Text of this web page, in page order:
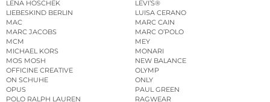
LENA HOSCHEK
LEVI’S®
LIEBESKIND BERLIN
LUISA CERANO
MAC
MARC CAIN
MARC JACOBS
MARC O’POLO
MCM
MEY
MICHAEL KORS
MONARI
MOS MOSH
NEW BALANCE
OFFICINE CREATIVE
OLYMP
ON SCHUHE
ONLY
OPUS
PAUL GREEN
POLO RALPH LAUREN
RAGWEAR